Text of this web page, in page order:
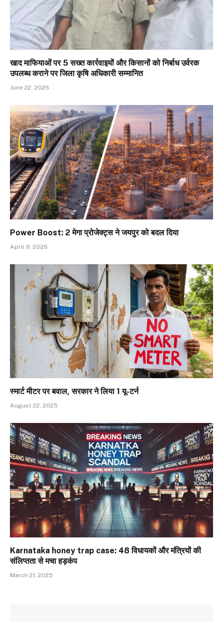
खाद माफियाओं पर 5 सख्त कार्रवाइयों और किसानों को निर्बाध उर्वरक
उपलब्ध कराने पर जिला कृषि अधिकारी सम्मानित
June 22, 2026
Power Boost: 2 मेगा प्रोजेक्ट्स ने जयपुर को बदल दिया
April 9, 2026
स्मार्ट मीटर पर बवाल, सरकार ने लिया 1 यू-टर्न
August 22, 2025
Karnataka honey trap case: 48 विधायकों और मंत्रियों की
संलिप्तता से मचा हड़कंप
March 21, 2025